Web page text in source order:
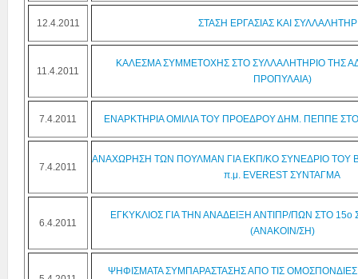
12.4.2011 ΣΤΑΣΗ ΕΡΓΑΣΙΑΣ ΚΑΙ
11.4.2011
ΚΑΛΕΣΜΑ ΣΥΜΜΕΤΟΧΗΣ ΣΤΟ ΣΥΛΛΑΛΗΤΗΡΙΟ ΤΗΣ
ΠΡΟΠΥΛΑΙΑ)
7.4.2011 ΕΝΑΡΚΤΗΡΙΑ ΟΜΙΛΙΑ ΤΟΥ ΠΡΟΕΔΡΟΥ ΔΗΜ. ΠΕΠΠΕ
7.4.2011
ΑΝΑΧΩΡΗΣΗ ΤΩΝ ΠΟΥΛΜΑΝ ΓΙΑ ΕΚΠ/ΚΟ ΣΥΝΕΔΡΙΟ ΤΟΥ
π.μ. EVEREST ΣΥΝΤΑΓΜΑ
6.4.2011
ΕΓΚΥΚΛΙΟΣ ΓΙΑ ΤΗΝ ΑΝΑΔΕΙΞΗ ΑΝΤΙΠΡ/ΠΩΝ ΣΤΟ
(ΑΝΑΚΟΙΝ/ΣΗ)
ΨΗΦΙΣΜΑΤΑ ΣΥΜΠΑΡΑΣΤΑΣΗΣ ΑΠΟ ΤΙΣ